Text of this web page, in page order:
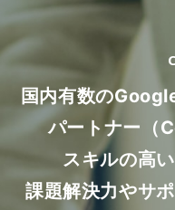
国内有数の
パートナー（
スキルの高
課題解決力やサ